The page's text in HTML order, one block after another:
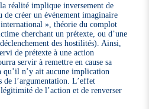
réalité implique inversement de
de créer un événement imaginaire
», théorie du complot
cherchant un prétexte, ou d’une
des hostilités). Ainsi,
de prétexte à une action
servir à remettre en cause sa
n’y ait aucune implication
de l’argumentation. L’effet
de l’action et de renverser